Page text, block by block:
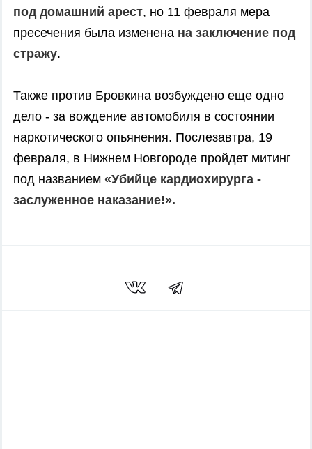
под домашний арест, но 11 февраля мера
пресечения была изменена на заключение под
стражу.
Также против Бровкина возбуждено еще одно
дело - за вождение автомобиля в состоянии
наркотического опьянения. Послезавтра, 19
февраля, в Нижнем Новгороде пройдет митинг
под названием «Убийце кардиохирурга -
заслуженное наказание!».